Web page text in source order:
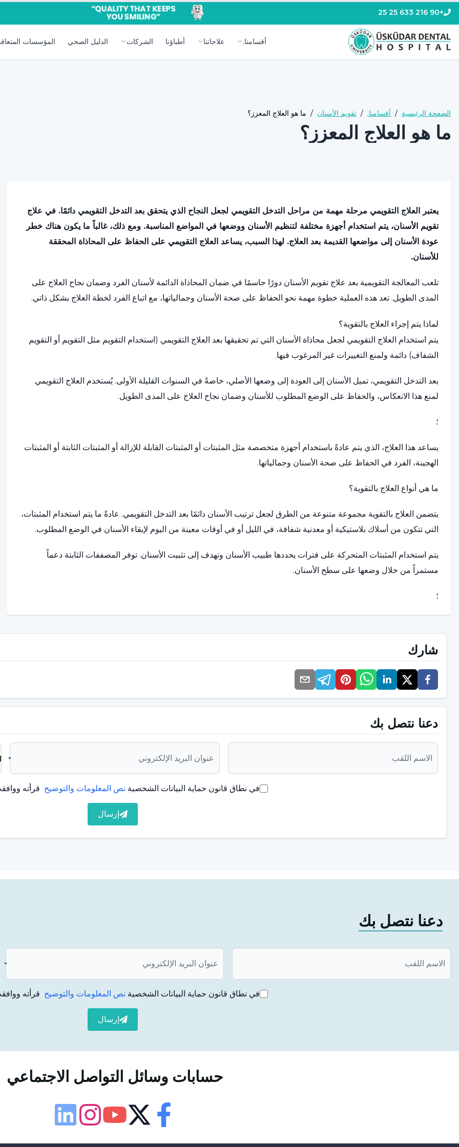
+90 216 633 25 25
أقسامنا. علاجاتنا أطباؤنا الشركات الدليل الصحي المؤسسات
الصفحة الرئيسية / أقسامنا. / تقويم الأسنان / ما هو العلاج المعزز؟
ما هو العلاج المعزز؟
يعتبر العلاج التقويمي مرحلة مهمة من مراحل التدخل التقويمي لجعل النجاح الذي يتحقق بعد التدخل التقويمي دائمًا. في علاج
تقويم الأسنان، يتم استخدام أجهزة مختلفة لتنظيم الأسنان ووضعها في المواضع المناسبة. ومع ذلك، غالباً ما يكون هناك خطر
عودة الأسنان إلى مواضعها القديمة بعد العلاج. لهذا السبب، يساعد العلاج التقويمي على الحفاظ على المحاذاة المحققة
للأسنان.
تلعب المعالجة التقويمية بعد علاج تقويم الأسنان دورًا حاسمًا في ضمان المحاذاة الدائمة لأسنان الفرد وضمان نجاح العلاج على
المدى الطويل. تعد هذه العملية خطوة مهمة نحو الحفاظ على صحة الأسنان وجمالياتها، مع اتباع الفرد لخطة العلاج بشكل ذاتي.
لماذا يتم إجراء العلاج بالتقوية؟
يتم استخدام العلاج التقويمي لجعل محاذاة الأسنان التي تم تحقيقها بعد العلاج التقويمي (استخدام التقويم مثل التقويم أو التقويم
الشفاف) دائمة ولمنع التغييرات غير المرغوب فيها.
بعد التدخل التقويمي، تميل الأسنان إلى العودة إلى وضعها الأصلي، خاصةً في السنوات القليلة الأولى. يُستخدم العلاج التقويمي
لمنع هذا الانعكاس، والحفاظ على الوضع المطلوب للأسنان وضمان نجاح العلاج على المدى الطويل.
؛
يساعد هذا العلاج، الذي يتم عادةً باستخدام أجهزة متخصصة مثل المثبتات أو المثبتات القابلة للإزالة أو المثبتات الثابتة أو المثبتات
الهجينة، الفرد في الحفاظ على صحة الأسنان وجمالياتها.
ما هي أنواع العلاج بالتقوية؟
يتضمن العلاج بالتقوية مجموعة متنوعة من الطرق لجعل ترتيب الأسنان دائمًا بعد التدخل التقويمي. عادةً ما يتم استخدام المثبتات،
التي تتكون من أسلاك بلاستيكية أو معدنية شفافة، في الليل أو في أوقات معينة من اليوم لإبقاء الأسنان في الوضع المطلوب.
يتم استخدام المثبتات المتحركة على فترات يحددها طبيب الأسنان وتهدف إلى تثبيت الأسنان. توفر المصففات الثابتة دعماً
مستمراً من خلال وضعها على سطح الأسنان.
؛
تحتوي مثبتات الأسنان الهجينة على مزيج من البلاستيك الشفاف والأسلاك المعدنية، وتجمع بين الجمالية والمتانة. يمكن تخصيص
علاج المثبتات وفقًا لاحتياجات الفرد وتوصيات طبيب الأسنان، وتضمن الفحوصات المنتظمة الحفاظ على نتائج العلاج.
ما هي فوائد العلاج بالتقوية؟
.
يعزز النتائج التي يتم الحصول عليها بعد التدخل التقويمي، ويعزز نجاح العلاج.
على الرغم من أن العلاج بالتعزيز هو إجراء آمن بشكل عام، إلا أنه قد ينطوي على بعض المخاطر المحتملة. يمكن سرد هذه
قد تشعر بالحساسية أو الألم في اللثة عند ارتداء مثبتات الأسنان أو غيرها من الأجهزة الأخرى.
فقدان أو تلف المثبتات:
شارك
دعنا نتصل بك
في نطاق قانون حماية البيانات الشخصية نص المعلومات والتوضيح قرأته
إرسال
لوحة إمكانية الوصول
دعنا نتصل بك
في نطاق قانون حماية البيانات الشخصية نص المعلومات والتوضيح قرأته
إرسال
حسابات وسائل التواصل الاجتماعي